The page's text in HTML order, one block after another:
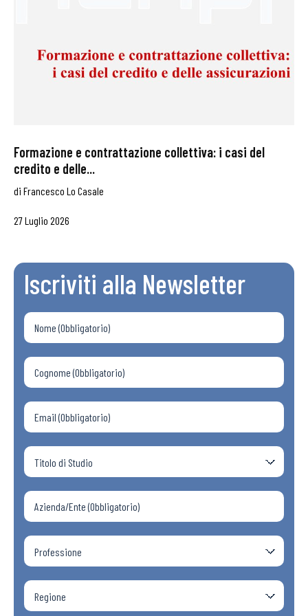
Formazione e contrattazione collettiva: i casi del
credito e delle...
di Francesco Lo Casale
27 Luglio 2026
Iscriviti alla Newsletter